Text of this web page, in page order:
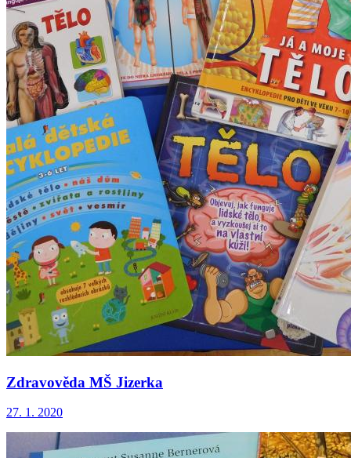
Zdravověda MŠ Jizerka
27. 1. 2020